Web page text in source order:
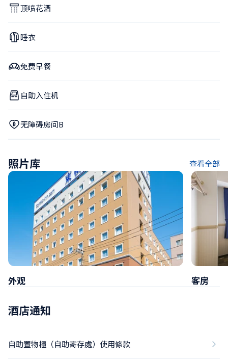
顶喷花洒
睡衣
免费早餐
自助入住机
无障碍房间B
照片库 查看全部
外观 客房
酒店通知
自助置物櫃（自助寄存處）使用條款